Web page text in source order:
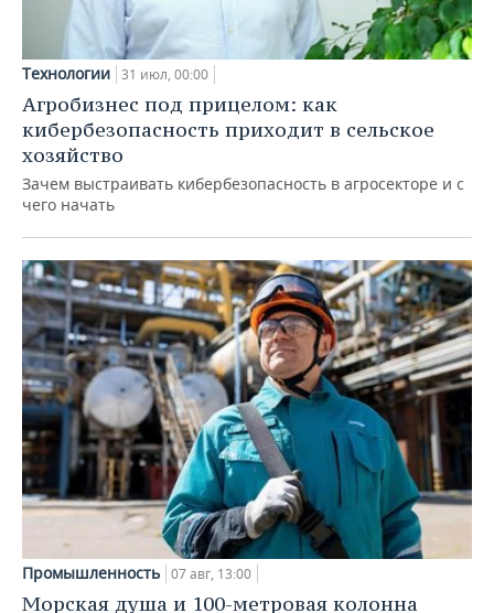
Технологии 31 июл, 00:00
Агробизнес под прицелом: как
кибербезопасность приходит в сельское
хозяйство
Зачем выстраивать кибербезопасность в агросекторе и с
чего начать
Промышленность 07 авг, 13:00
Морская душа и 100-метровая колонна